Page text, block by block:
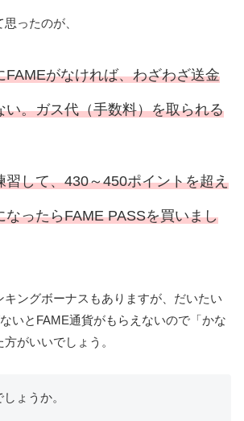
ったのが、
FAMEがなければ、わざわざ送金
い。ガス代（手数料）を取られる
習して、430～450ポイントを超え
なったらFAME PASSを買いまし
ングボーナスもありますが、だいたい
いとFAME通貨がもらえないので「かな
がいいでしょう。
ょうか。